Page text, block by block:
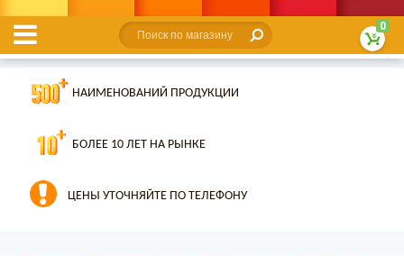
0
НАИМЕНОВАНИЙ ПРОДУКЦИИ
БОЛЕЕ 10 ЛЕТ НА РЫНКЕ
ЦЕНЫ УТОЧНЯЙТЕ ПО ТЕЛЕФОНУ